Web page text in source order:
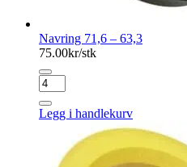
Navring 71,6 – 63,3
75.00kr/stk
Navring
71,6
-
63,3
Legg i handlekurv